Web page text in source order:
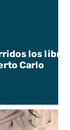
los libros
Carlo